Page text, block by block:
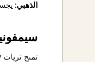
الذهبي:
تمنح ثريات